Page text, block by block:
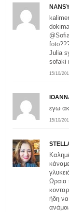
15/10/
Julia
sofaki
15/10/
εγω
Ωραια
ήδη